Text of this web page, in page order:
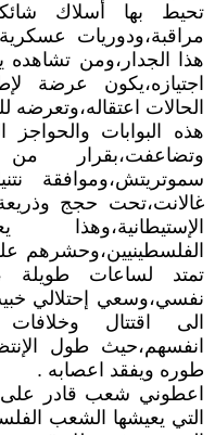
تحيط بها أسلاك
مراقبة،ودوريات
هذا الجدار،ومن تشاهده
اجتيازه،يكون عرضة
الحالات
هذه البوابات
وتضاعفت،بقرار
سموتريتش،وموافقة
غالانت،تحت حجج
الفلسطينيين،وحشرهم
تمتد لساعات
نفسي،وسعي إحتلالي
الى اقتتال
انفسهم،حيث طول
طوره ويفقد اعصابه .
اعطوني شعب قادر على
التي يعيشها الشعب